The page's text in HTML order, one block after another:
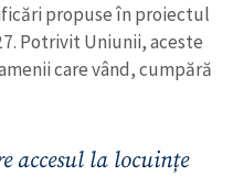
propuse în proiectul
Potrivit Uniunii, aceste
care vând, cumpără
accesul la locuințe